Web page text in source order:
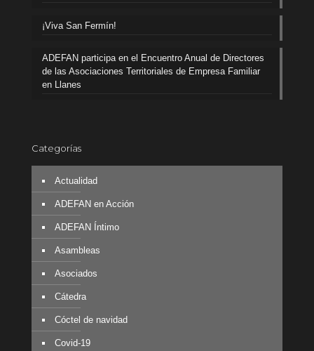
¡Viva San Fermín!
ADEFAN participa en el Encuentro Anual de Directores
de las Asociaciones Territoriales de Empresa Familiar
en Llanes
Categorías
Actualidad
ADEFAN en Acción
ADEFAN Íntimo
Asambleas
Asociados
Cátedra
Cóctel de navidad
Covid-19